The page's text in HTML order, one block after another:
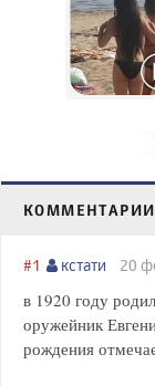
КОММЕНТАРИИ
#1 кстати 20
в 1920 году
оружейник
рождения